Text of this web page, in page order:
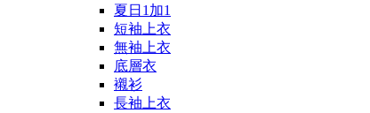
夏日1加1
短袖上衣
無袖上衣
底層衣
襯衫
長袖上衣